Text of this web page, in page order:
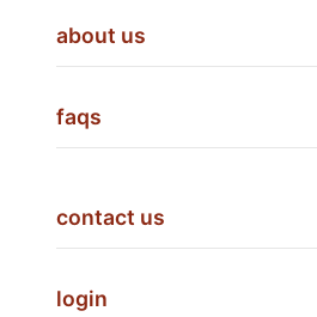
about us
faqs
contact us
login